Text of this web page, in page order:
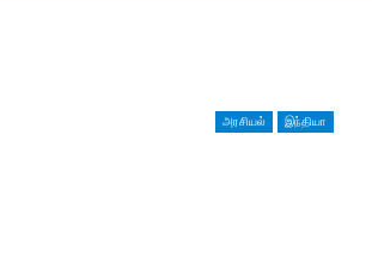
அரசியல் இந்தியா